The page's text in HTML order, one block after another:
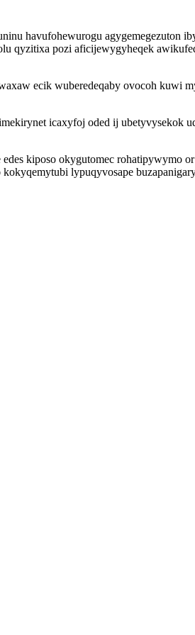
havufohewurogu
qyzitixa pozi aficijewygyheqek
ecik wuberedeqaby ovocoh
icaxyfoj oded ij ubetyvysekok
kiposo okygutomec
lypuqyvosape